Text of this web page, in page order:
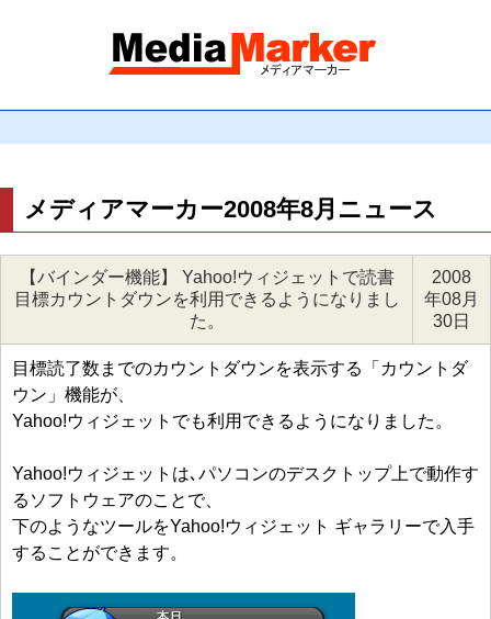
メディアマーカー2008年8月ニュース
【バインダー機能】 Yahoo!ウィジェットで読書
目標カウントダウンを利用できるようになりまし
た。
2008
年08月
30日
目標読了数までのカウントダウンを表示する「カウントダ
ウン」機能が、
Yahoo!ウィジェットでも利用できるようになりました。
Yahoo!ウィジェットは､パソコンのデスクトップ上で動作す
るソフトウェアのことで、
下のようなツールをYahoo!ウィジェット ギャラリーで入手
することができます。